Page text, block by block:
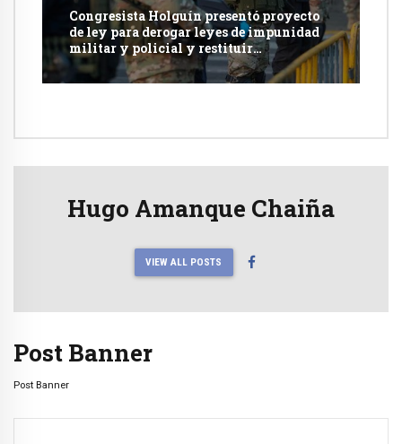
Congresista Holguín presentó proyecto
de ley para derogar leyes de impunidad
militar y policial y restituir
competencia de justicia ordinaria
Hugo Amanque Chaiña
VIEW ALL POSTS
Post Banner
Post Banner